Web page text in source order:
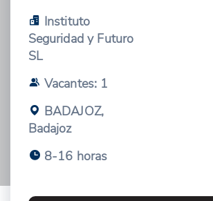
Instituto
Seguridad y Futuro
SL
Vacantes: 1
BADAJOZ,
Badajoz
8-16 horas